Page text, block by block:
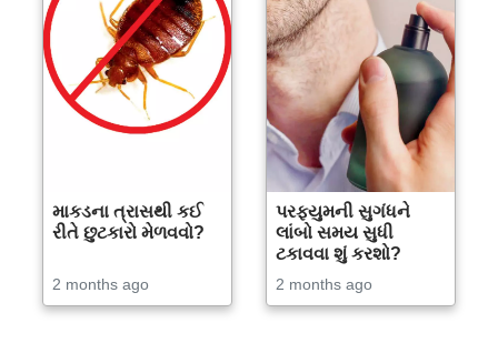
માકડના ત્રાસથી કઈ
રીતે છુટકારો મેળવવો?
2 months ago
પરફ્યુમની સુગંધને
લાંબો સમય સુધી
ટકાવવા શું કરશો?
2 months ago